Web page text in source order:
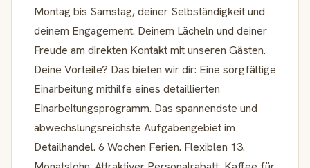
Montag bis Samstag, deiner Selbständigkeit und
deinem Engagement. Deinem Lächeln und deiner
Freude am direkten Kontakt mit unseren Gästen.
Deine Vorteile? Das bieten wir dir: Eine sorgfältige
Einarbeitung mithilfe eines detaillierten
Einarbeitungsprogramm. Das spannendste und
abwechslungsreichste Aufgabengebiet im
Detailhandel. 6 Wochen Ferien. Flexiblen 13.